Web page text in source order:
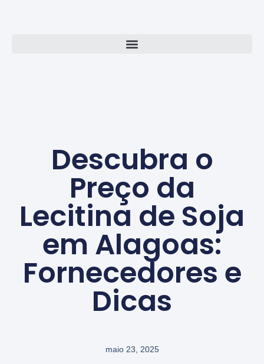
Descubra o
Preço da
Lecitina de Soja
em Alagoas:
Fornecedores e
Dicas
maio 23, 2025